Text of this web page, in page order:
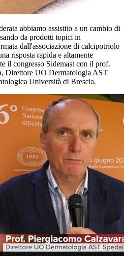
abbiamo assistito a un cambio di
da prodotti topici in
dall'associazione di calcipotriolo
risposta rapida e altamente
il congresso Sidemast con il prof.
Direttore UO Dermatologia AST
Università di Brescia.